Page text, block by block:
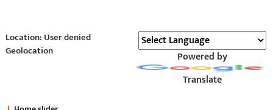
Location: User denied
Geolocation
Powered by
Translate